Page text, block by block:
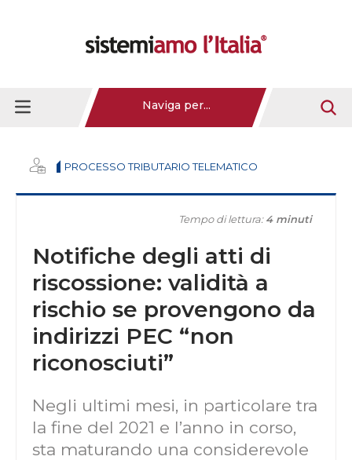
Naviga per...
PROCESSO TRIBUTARIO TELEMATICO
Tempo di lettura:4 minuti
Notifiche degli atti di
riscossione: validità a
rischio se provengono da
indirizzi PEC “non
riconosciuti”
Negli ultimi mesi, in particolare tra
la fine del 2021 e l’anno in corso,
sta maturando una considerevole